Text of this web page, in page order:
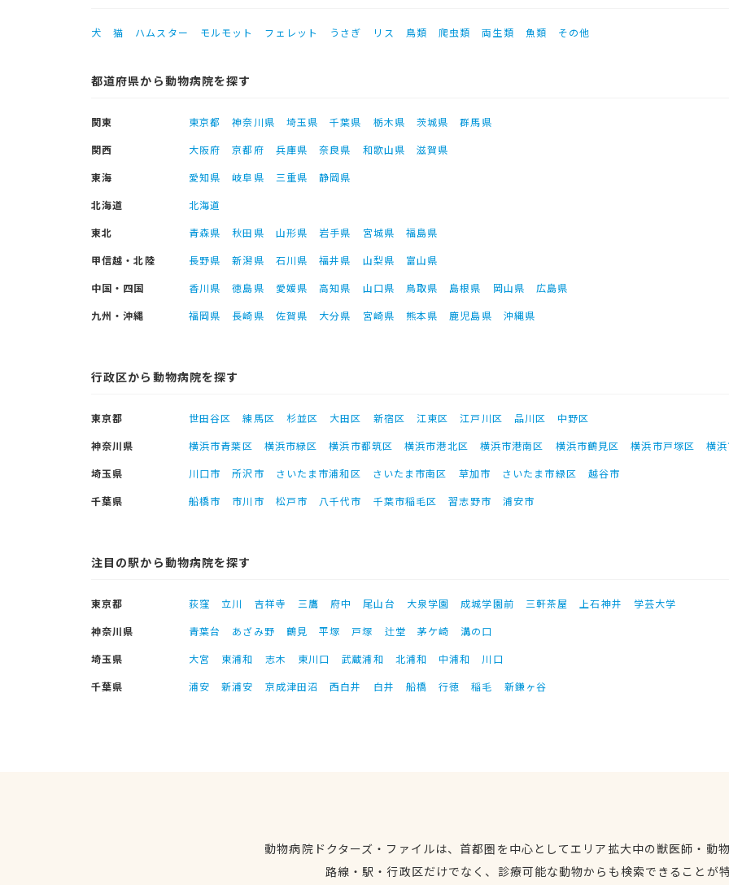
犬 猫 ハムスター モルモット フェレット うさぎ リス 鳥類 爬虫類 両生類 魚類 その他
都道府県から動物病院を探す
関東 東京都 神奈川県 埼玉県 千葉県 栃木県 茨城県
群馬県
関西
大阪府 京都府 兵庫県 奈良県 和歌山県
滋賀県
東海
愛知県 岐阜県 三重県
静岡県
北海道
北海道
東北
青森県 秋田県 山形県 岩手県 宮城県
福島県
甲信越・北陸
長野県 新潟県 石川県 福井県 山梨県
富山県
中国・四国
香川県 徳島県 愛媛県 高知県 山口県 鳥取県 島根県 岡山県
広島県
九州・沖縄
福岡県 長崎県 佐賀県 大分県 宮崎県 熊本県 鹿児島県 沖縄県
行政区から動物病院を探す
東京都 世田谷区 練馬区 杉並区 大田区 新宿区 江東区 江戸川区 品川区
中野区
神奈川県
横浜市青葉区 横浜市緑区 横浜市都筑区 横浜市港北区 横浜市港南区 横浜市鶴見区 横浜市戸塚区
横
埼玉県
川口市 所沢市 さいたま市浦和区 さいたま市南区 草加市 さいたま市緑区
越谷市
千葉県
船橋市 市川市 松戸市 八千代市 千葉市稲毛区 習志野市 浦安市
注目の駅から動物病院を探す
東京都 荻窪 立川 吉祥寺 三鷹 府中 尾山台 大泉学園 成城学園前 三軒茶屋 上石神井
学芸大学
神奈川県
青葉台 あざみ野 鶴見 平塚 戸塚 辻堂 茅ケ崎
溝の口
埼玉県
大宮 東浦和 志木 東川口 武蔵浦和 北浦和 中浦和
川口
千葉県
浦安 新浦安 京成津田沼 西白井 白井 船橋 行徳 稲毛 新鎌ヶ谷
動物病院ドクターズ・ファイルは、首都圏を中心としてエリア拡大中の獣医師・動
路線・駅・行政区だけでなく、診療可能な動物からも検索できることが